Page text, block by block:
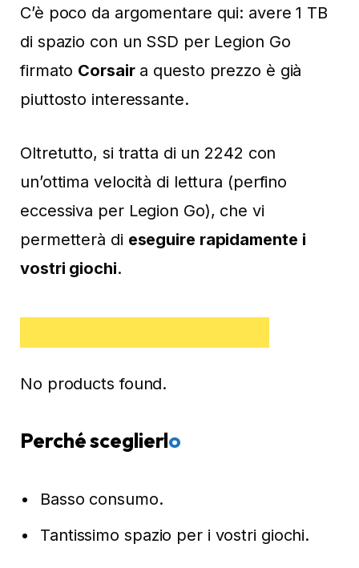
C’è poco da argomentare qui: avere 1 TB
di spazio con un SSD per Legion Go
firmato Corsaira questo prezzo è già
piuttosto interessante.
Oltretutto, si tratta di un 2242 con
un’ottima velocità di lettura (perfino
eccessiva per Legion Go), che vi
permetterà di eseguire rapidamente i
vostri giochi.
No products found.
Perché sceglierlo
Basso consumo.
Tantissimo spazio per i vostri giochi.